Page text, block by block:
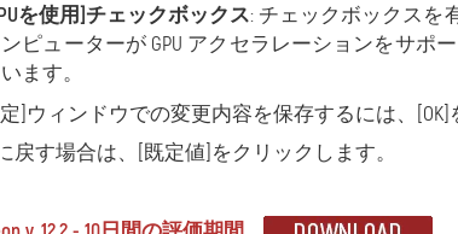
を使用]チェックボックス: チェックボックスを
ピューターが GPU アクセラレーションをサ
ます。
]ウィンドウでの変更内容を保存するには、[OK]
戻す場合は、[既定値]をクリックします。